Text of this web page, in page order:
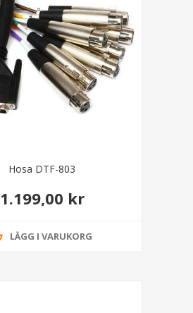
Hosa DTF-803
1.199,00 kr
LÄGG I VARUKORG